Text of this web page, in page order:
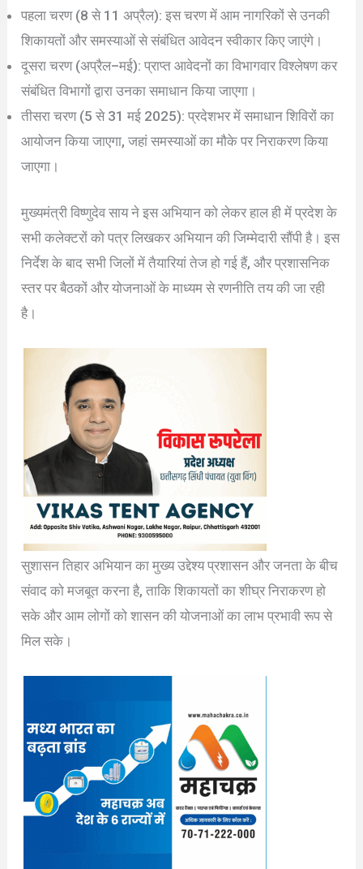
पहला चरण (8 से 11 अप्रैल): इस चरण में आम नागरिकों से उनकी
शिकायतों और समस्याओं से संबंधित आवेदन स्वीकार किए जाएंगे।
दूसरा चरण (अप्रैल–मई): प्राप्त आवेदनों का विभागवार विश्लेषण कर
संबंधित विभागों द्वारा उनका समाधान किया जाएगा।
तीसरा चरण (5 से 31 मई 2025): प्रदेशभर में समाधान शिविरों का
आयोजन किया जाएगा, जहां समस्याओं का मौके पर निराकरण किया
जाएगा।
मुख्यमंत्री विष्णुदेव साय ने इस अभियान को लेकर हाल ही में प्रदेश के
सभी कलेक्टरों को पत्र लिखकर अभियान की जिम्मेदारी सौंपी है। इस
निर्देश के बाद सभी जिलों में तैयारियां तेज हो गई हैं, और प्रशासनिक
स्तर पर बैठकों और योजनाओं के माध्यम से रणनीति तय की जा रही
है।
सुशासन तिहार अभियान का मुख्य उद्देश्य प्रशासन और जनता के बीच
संवाद को मजबूत करना है, ताकि शिकायतों का शीघ्र निराकरण हो
सके और आम लोगों को शासन की योजनाओं का लाभ प्रभावी रूप से
मिल सके।